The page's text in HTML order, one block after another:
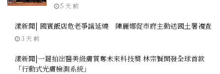
5 天 前
漾新聞| 國賓飯店危老爭議延燒 陳麗娜促市府主動送國土署複查
3 天 前
漾新聞|一鍵拍出醫美級膚質奪未來科技獎 林宗賢開發全球首款
「行動式光膚檢測系統」